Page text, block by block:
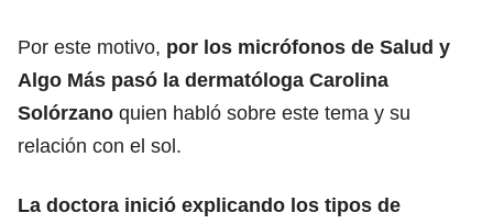
Por este motivo, por los micrófonos de Salud y
Algo Más pasó la dermatóloga Carolina
Solórzano quien habló sobre este tema y su
relación con el sol.
La doctora inició explicando los tipos de